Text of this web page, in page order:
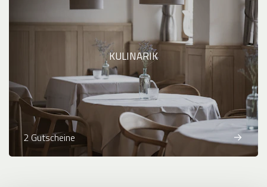
KULINARIK
2 Gutscheine